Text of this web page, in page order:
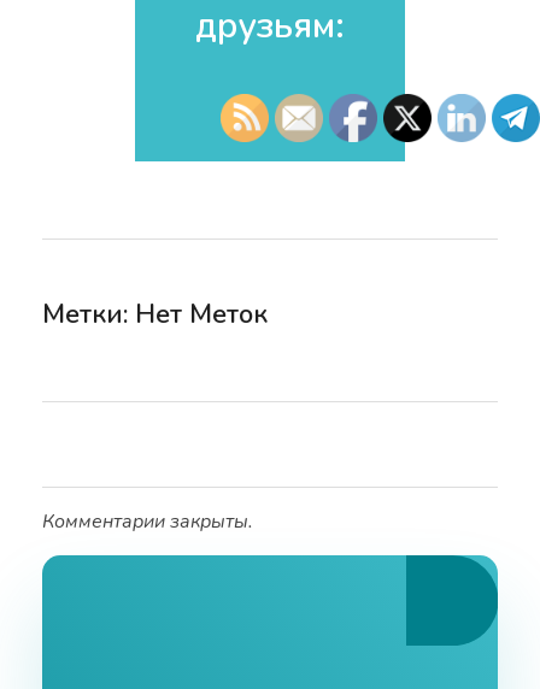
друзьям:​
Метки: Нет Меток
Комментарии закрыты.
Ознакомьтесь С